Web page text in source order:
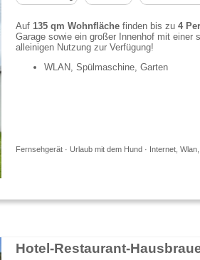
Auf 135 qm Wohnflächefinden bis zu 4
Garage sowie ein großer Innenhof mit
alleinigen Nutzung zur Verfügung!
WLAN, Spülmaschine, Garten
Fernsehgerät · Urlaub mit dem Hund · Internet, Wlan,
Hotel-Restaurant-